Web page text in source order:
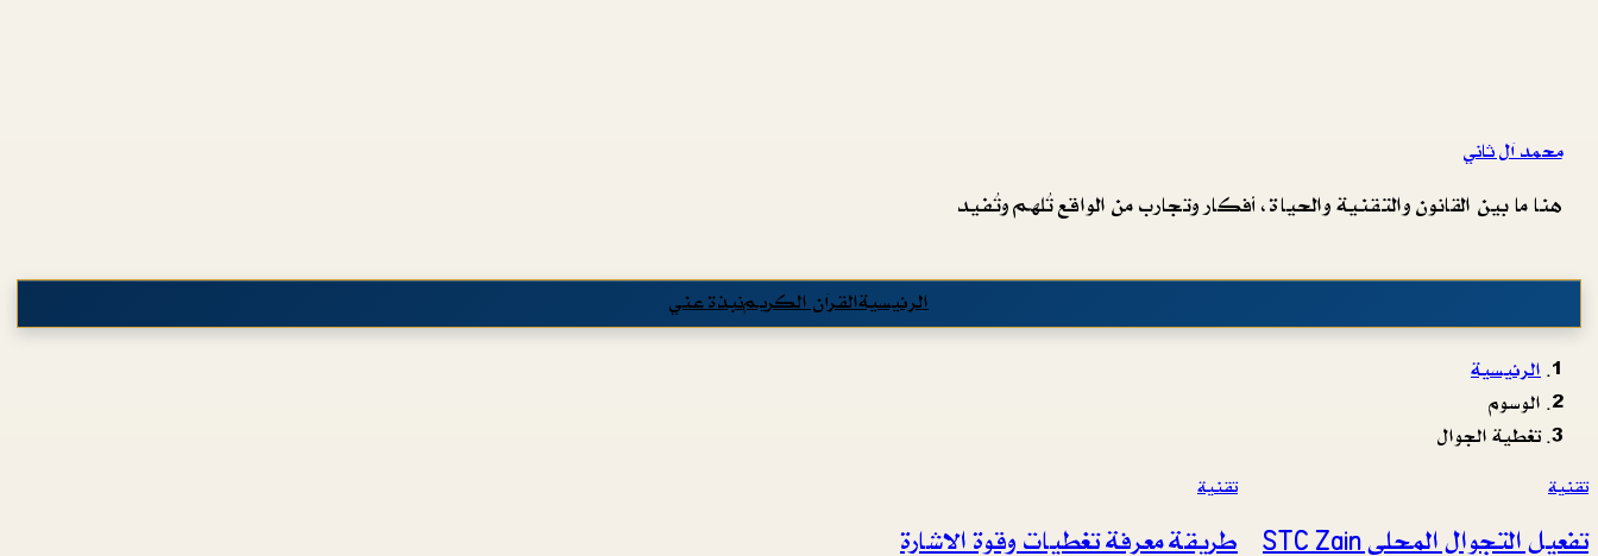
محمد آل ثاني
هنا ما بين القانون والتقنية والحياة، أفكار وتجارب من الواقع تُلهم وتُفيد
الرئيسيةالقرآن الكريمنبذة عني
الرئيسية
الوسوم
تغطية الجوال
تقنية
تفعيل التجوال المحلي STC Zain
تقنية
طريقة معرفة تغطيات وقوة الاشارة